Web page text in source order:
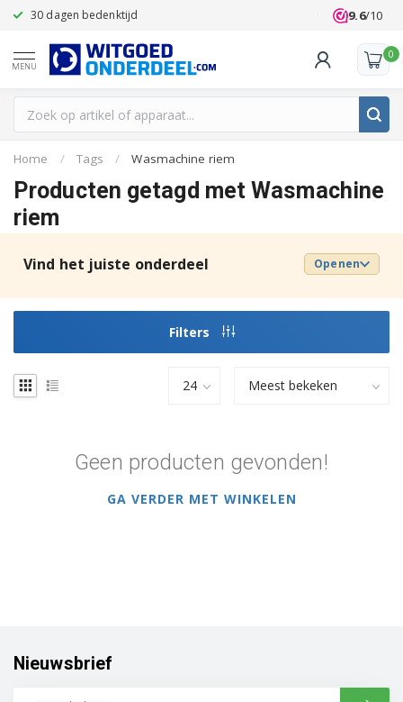
30 dagen bedenktijd Klanten
9.6/10
MENU
0
Home / Tags / Wasmachine riem
Producten getagd met Wasmachine
riem
Vind het juiste onderdeel Openen
Filters
Geen producten gevonden!
GA VERDER MET WINKELEN
Nieuwsbrief